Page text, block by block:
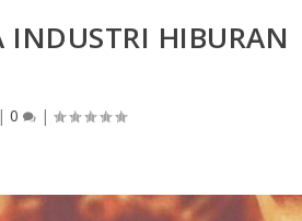
INDUSTRI HIBURAN
0 |